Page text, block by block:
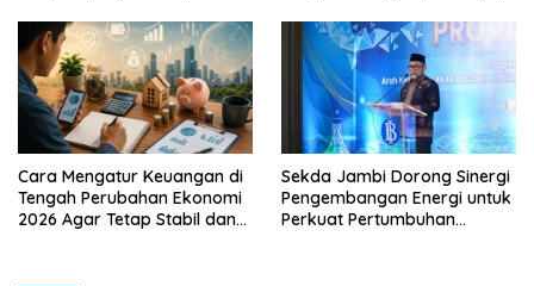
Cara Mengatur Keuangan di
Tengah Perubahan Ekonomi
2026 Agar Tetap Stabil dan
Sekda Jambi Dorong Sinergi
Pengembangan Energi untuk
Perkuat Pertumbuhan